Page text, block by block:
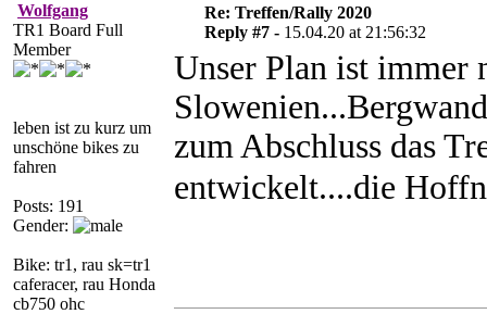
Wolfgang
TR1 Board Full
Member
leben ist zu kurz um
unschöne bikes zu
fahren
Posts: 191
Gender:
Bike: tr1, rau sk=tr1
caferacer, rau Honda
cb750 ohc
Re: Treffen/Rally 2020
Reply #7 - 15.04.20 at 21:56:32
Unser Plan ist immer
zum Abschluss das
entwickelt....die